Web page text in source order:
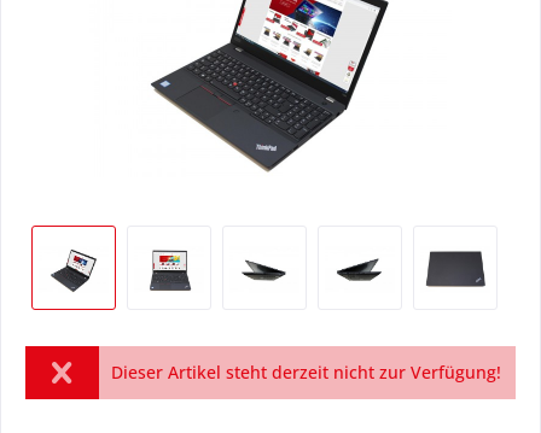
Dieser Artikel steht derzeit nicht zur Verfügung!